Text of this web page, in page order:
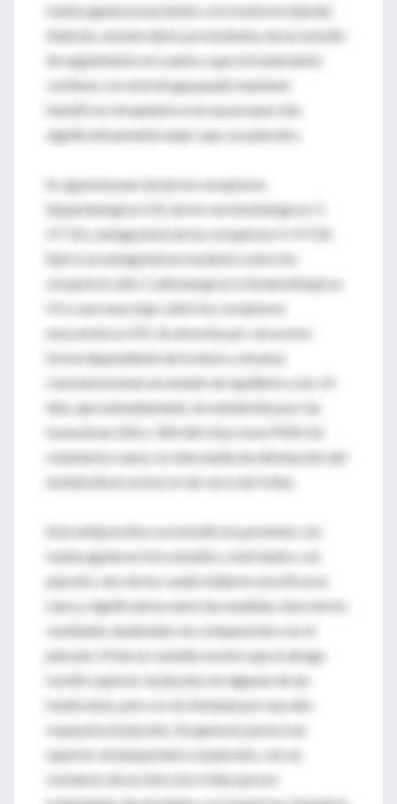
manía aguda en pacientes con trastorno bipolar.
Además, existen datos provenientes de un estudio
de seguimiento en cuanto a que el tratamiento
continuo con esta droga puede mantener
beneficios terapéuticos en una proporción
significativamente mejor que con placebo.
Es agonista parcial de los receptores
dopaminérgicos D2, de los serotoninérgicos 5-
HT1A y antagonista de los receptores 5-HT2A.
Ejerce un antagonismo modesto sobre los
receptores alfa-1 adrenérgicos e histaminérgicos
H1 y uno muy bajo sobre los receptores
muscarínicos M1. Se absorbe por vía oral en
forma dependiente de la dosis y alcanza
concentraciones en estado de equilibrio a los 14
días, aproximadamente. Se metaboliza por las
isoenzimas 2D6 y 3A4 del citocromo P450. En
voluntarios sanos, la vida media de eliminación del
metabolismo activo es de cerca de 4 días.
Este antipsicótico se estudió en pacientes con
manía aguda en tres estudios controlados con
placebo, dos de los cuales hallaron una eficacia
clara y significativa sobre las medidas clave de los
resultados analizados en comparación con el
placebo. El tercer estudio mostró que la droga
resultó superior al placebo en algunas de las
mediciones, pero se vio limitada por una alta
respuesta al placebo. En general, parece ser
superior al haloperidol o al placebo, con un
comienzo de acción a los 4 días para el